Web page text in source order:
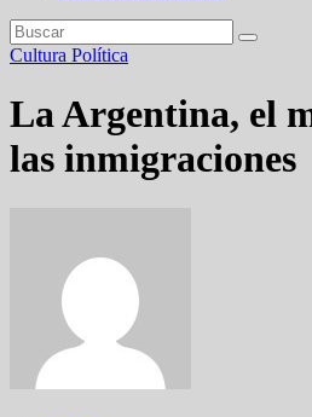
Cultura Política
La Argentina, el
las inmigraciones